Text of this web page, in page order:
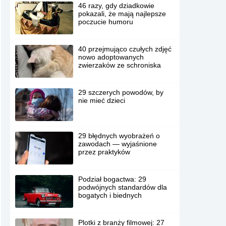
46 razy, gdy dziadkowie
pokazali, że mają najlepsze
poczucie humoru
40 przejmująco czułych zdjęć
nowo adoptowanych
zwierzaków ze schroniska
29 szczerych powodów, by
nie mieć dzieci
29 błędnych wyobrażeń o
zawodach — wyjaśnione
przez praktyków
Podział bogactwa: 29
podwójnych standardów dla
bogatych i biednych
Plotki z branży filmowej: 27